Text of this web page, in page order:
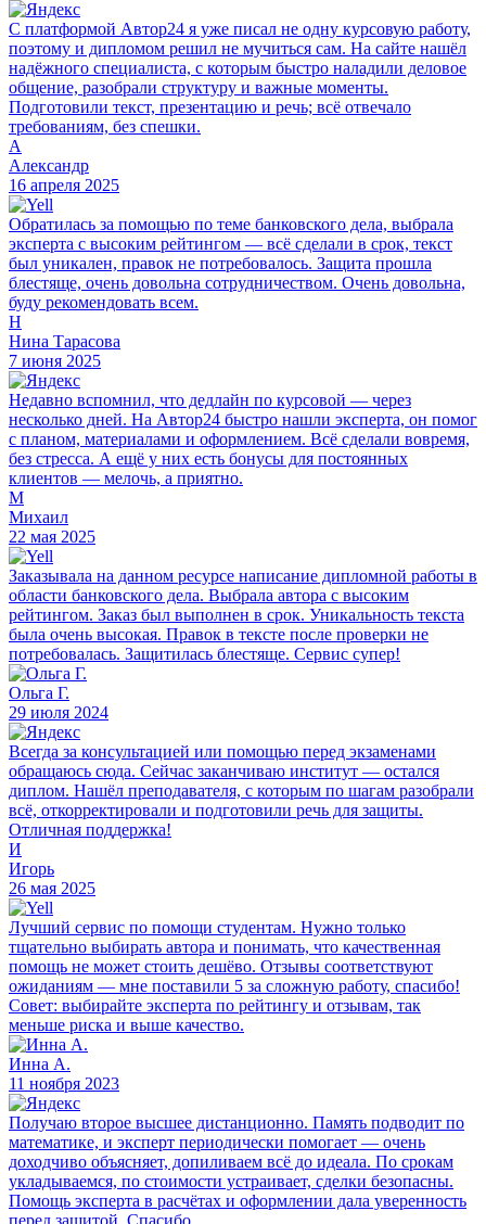
С платформой Автор24 я уже писал не одну курсовую работу,
поэтому и дипломом решил не мучиться сам. На сайте нашёл
надёжного специалиста, с которым быстро наладили деловое
общение, разобрали структуру и важные моменты.
Подготовили текст, презентацию и речь; всё отвечало
требованиям, без спешки.
А
Александр
16 апреля 2025
Обратилась за помощью по теме банковского дела, выбрала
эксперта с высоким рейтингом — всё сделали в срок, текст
был уникален, правок не потребовалось. Защита прошла
блестяще, очень довольна сотрудничеством. Очень довольна,
буду рекомендовать всем.
Н
Нина Тарасова
7 июня 2025
Недавно вспомнил, что дедлайн по курсовой — через
несколько дней. На Автор24 быстро нашли эксперта, он помог
с планом, материалами и оформлением. Всё сделали вовремя,
без стресса. А ещё у них есть бонусы для постоянных
клиентов — мелочь, а приятно.
М
Михаил
22 мая 2025
Заказывала на данном ресурсе написание дипломной работы в
области банковского дела. Выбрала автора с высоким
рейтингом. Заказ был выполнен в срок. Уникальность текста
была очень высокая. Правок в тексте после проверки не
потребовалась. Защитилась блестяще. Сервис супер!
Ольга Г.
29 июля 2024
Всегда за консультацией или помощью перед экзаменами
обращаюсь сюда. Сейчас заканчиваю институт — остался
диплом. Нашёл преподавателя, с которым по шагам разобрали
всё, откорректировали и подготовили речь для защиты.
Отличная поддержка!
И
Игорь
26 мая 2025
Лучший сервис по помощи студентам. Нужно только
тщательно выбирать автора и понимать, что качественная
помощь не может стоить дешёво. Отзывы соответствуют
ожиданиям — мне поставили 5 за сложную работу, спасибо!
Совет: выбирайте эксперта по рейтингу и отзывам, так
меньше риска и выше качество.
Инна А.
11 ноября 2023
Получаю второе высшее дистанционно. Память подводит по
математике, и эксперт периодически помогает — очень
доходчиво объясняет, допиливаем всё до идеала. По срокам
укладываемся, по стоимости устраивает, сделки безопасны.
Помощь эксперта в расчётах и оформлении дала уверенность
перед защитой. Спасибо